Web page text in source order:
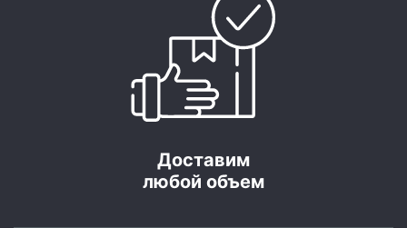
Доставим
любой объем